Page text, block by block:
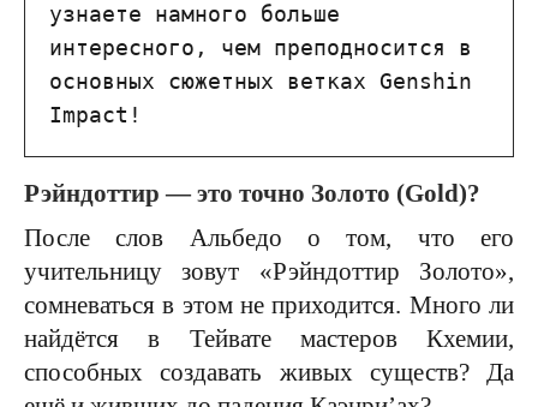
узнаете намного больше
интересного, чем преподносится в
основных сюжетных ветках Genshin
Impact!
Рэйндоттир — это точно Золото (Gold)?
После слов Альбедо о том, что его
учительницу зовут «Рэйндоттир Золото»,
сомневаться в этом не приходится. Много ли
найдётся в Тейвате мастеров Кхемии,
способных создавать живых существ? Да